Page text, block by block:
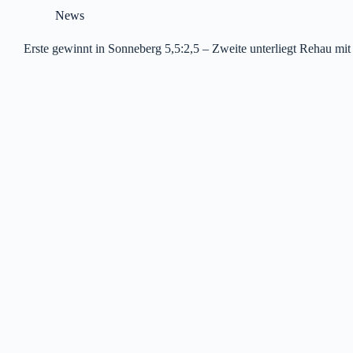
News
Erste gewinnt in Sonneberg 5,5:2,5 – Zweite unterliegt Rehau